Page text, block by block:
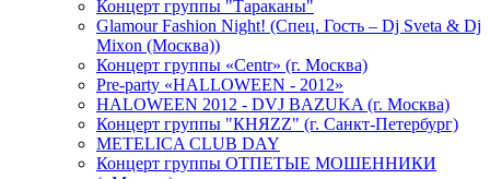
Концерт группы "Тараканы"
Glamour Fashion Night! (Спец. Гость – Dj Sveta & Dj
Mixon (Москва))
Концерт группы «Centr» (г. Москва)
Pre-party «HALLOWEEN - 2012»
HALOWEEN 2012 - DVJ BAZUKA (г. Москва)
Концерт группы "КНЯZZ" (г. Санкт-Петербург)
METELICA CLUB DAY
Концерт группы ОТПЕТЫЕ МОШЕННИКИ